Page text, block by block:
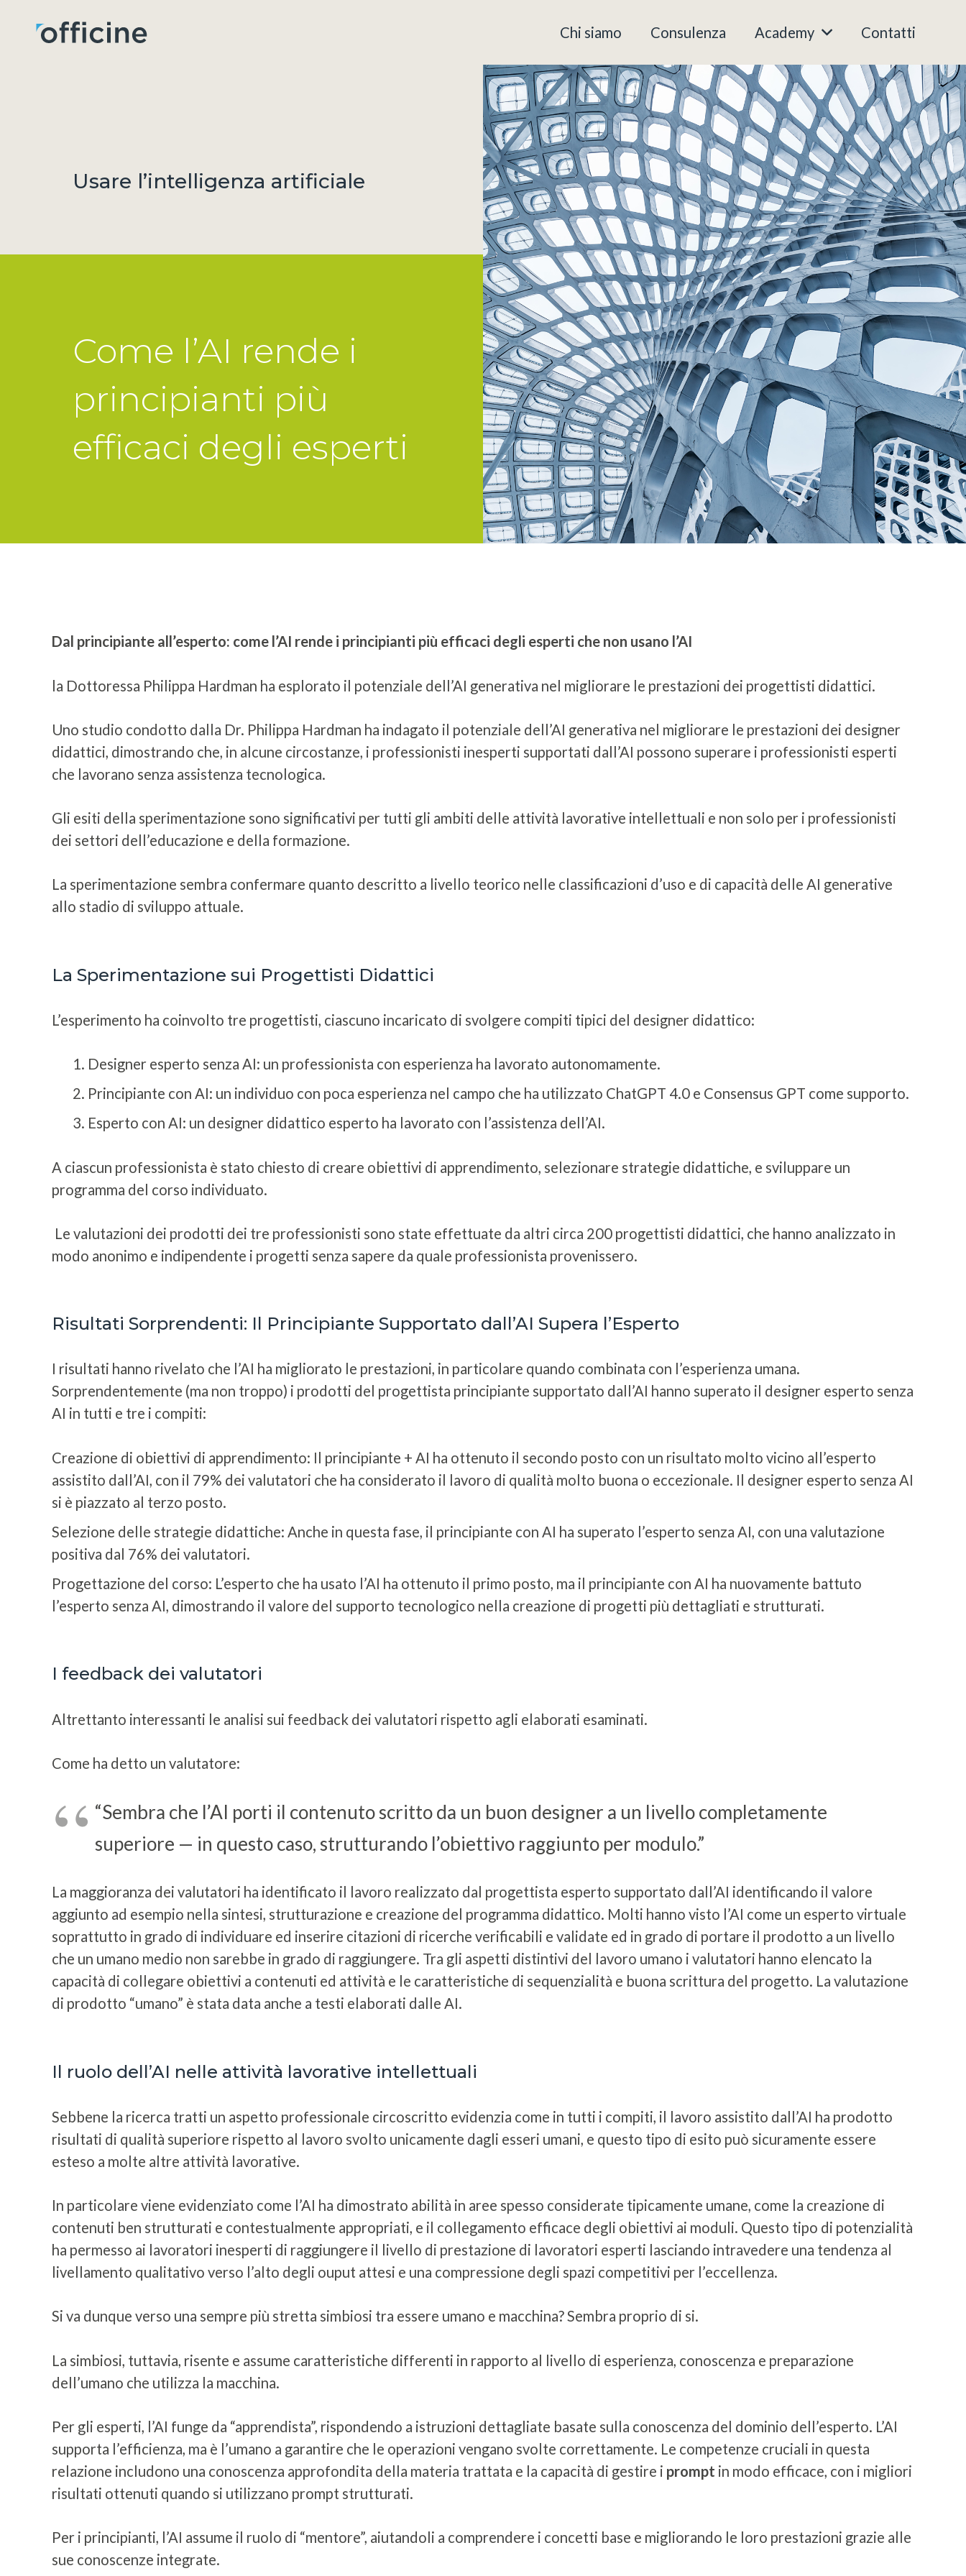
Chi siamo Consulenza Academy Contatti
Usare l’intelligenza artificiale
Come l’AI rende i
principianti più
efficaci degli esperti
Dal principiante all’esperto: come l’AI rende i principianti più efficaci degli esperti che non usano l’AI
la Dottoressa Philippa Hardman ha esplorato il potenziale dell’AI generativa nel migliorare le prestazioni dei progettisti didattici.
Uno studio condotto dalla Dr. Philippa Hardman ha indagato il potenziale dell’AI generativa nel migliorare le prestazioni dei designer
didattici, dimostrando che, in alcune circostanze, i professionisti inesperti supportati dall’AI possono superare i professionisti esperti
che lavorano senza assistenza tecnologica.
Gli esiti della sperimentazione sono significativi per tutti gli ambiti delle attività lavorative intellettuali e non solo per i professionisti
dei settori dell’educazione e della formazione.
La sperimentazione sembra confermare quanto descritto a livello teorico nelle classificazioni d’uso e di capacità delle AI generative
allo stadio di sviluppo attuale.
La Sperimentazione sui Progettisti Didattici
L’esperimento ha coinvolto tre progettisti, ciascuno incaricato di svolgere compiti tipici del designer didattico:
Designer esperto senza AI: un professionista con esperienza ha lavorato autonomamente.
Principiante con AI: un individuo con poca esperienza nel campo che ha utilizzato ChatGPT 4.0 e Consensus GPT come supporto.
Esperto con AI: un designer didattico esperto ha lavorato con l’assistenza dell’AI.
A ciascun professionista è stato chiesto di creare obiettivi di apprendimento, selezionare strategie didattiche, e sviluppare un
programma del corso individuato.
Le valutazioni dei prodotti dei tre professionisti sono state effettuate da altri circa 200 progettisti didattici, che hanno analizzato in
modo anonimo e indipendente i progetti senza sapere da quale professionista provenissero.
Risultati Sorprendenti: Il Principiante Supportato dall’AI Supera l’Esperto
I risultati hanno rivelato che l’AI ha migliorato le prestazioni, in particolare quando combinata con l’esperienza umana.
Sorprendentemente (ma non troppo) i prodotti del progettista principiante supportato dall’AI hanno superato il designer esperto senza
AI in tutti e tre i compiti:
Creazione di obiettivi di apprendimento: Il principiante + AI ha ottenuto il secondo posto con un risultato molto vicino all’esperto
assistito dall’AI, con il 79% dei valutatori che ha considerato il lavoro di qualità molto buona o eccezionale. Il designer esperto senza AI
si è piazzato al terzo posto.
Selezione delle strategie didattiche: Anche in questa fase, il principiante con AI ha superato l’esperto senza AI, con una valutazione
positiva dal 76% dei valutatori.
Progettazione del corso: L’esperto che ha usato l’AI ha ottenuto il primo posto, ma il principiante con AI ha nuovamente battuto
l’esperto senza AI, dimostrando il valore del supporto tecnologico nella creazione di progetti più dettagliati e strutturati.
I feedback dei valutatori
Altrettanto interessanti le analisi sui feedback dei valutatori rispetto agli elaborati esaminati.
Come ha detto un valutatore:
“Sembra che l’AI porti il contenuto scritto da un buon designer a un livello completamente
superiore — in questo caso, strutturando l’obiettivo raggiunto per modulo.”
La maggioranza dei valutatori ha identificato il lavoro realizzato dal progettista esperto supportato dall’AI identificando il valore
aggiunto ad esempio nella sintesi, strutturazione e creazione del programma didattico. Molti hanno visto l’AI come un esperto virtuale
soprattutto in grado di individuare ed inserire citazioni di ricerche verificabili e validate ed in grado di portare il prodotto a un livello
che un umano medio non sarebbe in grado di raggiungere. Tra gli aspetti distintivi del lavoro umano i valutatori hanno elencato la
capacità di collegare obiettivi a contenuti ed attività e le caratteristiche di sequenzialità e buona scrittura del progetto. La valutazione
di prodotto “umano” è stata data anche a testi elaborati dalle AI.
Il ruolo dell’AI nelle attività lavorative intellettuali
Sebbene la ricerca tratti un aspetto professionale circoscritto evidenzia come in tutti i compiti, il lavoro assistito dall’AI ha prodotto
risultati di qualità superiore rispetto al lavoro svolto unicamente dagli esseri umani, e questo tipo di esito può sicuramente essere
esteso a molte altre attività lavorative.
In particolare viene evidenziato come l’AI ha dimostrato abilità in aree spesso considerate tipicamente umane, come la creazione di
contenuti ben strutturati e contestualmente appropriati, e il collegamento efficace degli obiettivi ai moduli. Questo tipo di potenzialità
ha permesso ai lavoratori inesperti di raggiungere il livello di prestazione di lavoratori esperti lasciando intravedere una tendenza al
livellamento qualitativo verso l’alto degli ouput attesi e una compressione degli spazi competitivi per l’eccellenza.
Si va dunque verso una sempre più stretta simbiosi tra essere umano e macchina? Sembra proprio di si.
La simbiosi, tuttavia, risente e assume caratteristiche differenti in rapporto al livello di esperienza, conoscenza e preparazione
dell’umano che utilizza la macchina.
Per gli esperti, l’AI funge da “apprendista”, rispondendo a istruzioni dettagliate basate sulla conoscenza del dominio dell’esperto. L’AI
supporta l’efficienza, ma è l’umano a garantire che le operazioni vengano svolte correttamente. Le competenze cruciali in questa
relazione includono una conoscenza approfondita della materia trattata e la capacità di gestire i prompt in modo efficace, con i migliori
risultati ottenuti quando si utilizzano prompt strutturati.
Per i principianti, l’AI assume il ruolo di “mentore”, aiutandoli a comprendere i concetti base e migliorando le loro prestazioni grazie alle
sue conoscenze integrate.